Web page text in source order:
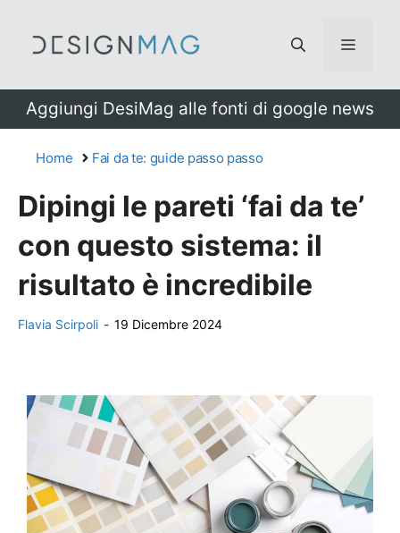
Menu
Aggiungi DesiMag alle fonti di google news
Home Fai da te: guide passo passo
Dipingi le pareti ‘fai da te’
con questo sistema: il
risultato è incredibile
Flavia Scirpoli - 19 Dicembre 2024